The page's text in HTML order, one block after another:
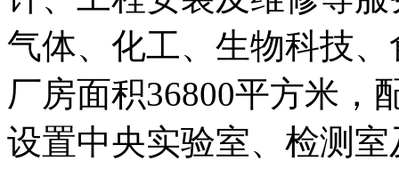
气体、化工、生物科技
厂房面积36800平方米，
设置中央实验室、检测室